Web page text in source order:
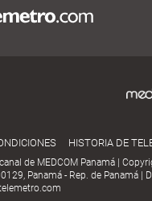
HISTORIA DE
de MEDCOM Panamá |
Panamá - Rep. de Panamá |